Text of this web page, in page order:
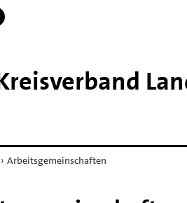
› Arbeitsgemeinschaften